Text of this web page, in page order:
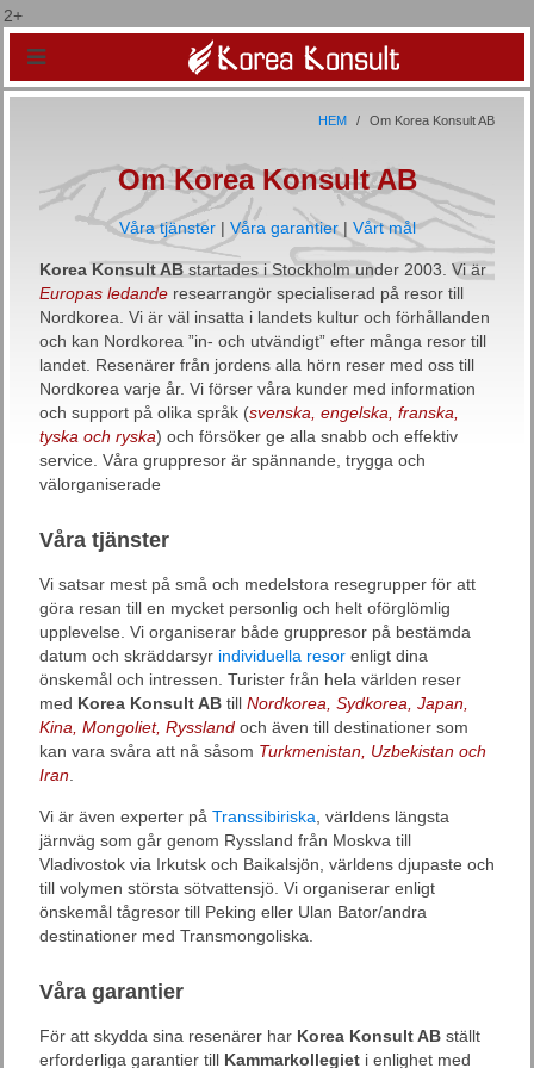
2+
HEM Om Korea Konsult AB
Om Korea Konsult AB
Våra tjänster| Våra garantier | Vårt mål
Korea Konsult ABstartades i Stockholm under 2003. Vi är
Europas ledande researrangör specialiserad på resor till
Nordkorea. Vi är väl insatta i landets kultur och förhållanden
och kan Nordkorea ”in- och utvändigt” efter många resor till
landet. Resenärer från jordens alla hörn reser med oss till
Nordkorea varje år. Vi förser våra kunder med information
och support på olika språk (svenska, engelska, franska,
tyska och ryska) och försöker ge alla snabb och effektiv
service. Våra gruppresor är spännande, trygga och
välorganiserade
Våra tjänster
Vi satsar mest på små och medelstora resegrupper för att
göra resan till en mycket personlig och helt oförglömlig
upplevelse. Vi organiserar både gruppresor på bestämda
datum och skräddarsyr individuella resor enligt dina
önskemål och intressen. Turister från hela världen reser
med Korea Konsult AB till Nordkorea, Sydkorea, Japan,
Kina, Mongoliet, Ryssland och även till destinationer som
kan vara svåra att nå såsom Turkmenistan, Uzbekistan och
Iran
Vi är även experter på Transsibiriska , världens längsta
järnväg som går genom Ryssland från Moskva till
Vladivostok via Irkutsk och Baikalsjön, världens djupaste och
till volymen största sötvattensjö. Vi organiserar enligt
önskemål tågresor till Peking eller Ulan Bator/andra
destinationer med Transmongoliska.
Våra garantier
För att skydda sina resenärer har Korea Konsult AB ställt
erforderliga garantier till Kammarkollegiet i enlighet med